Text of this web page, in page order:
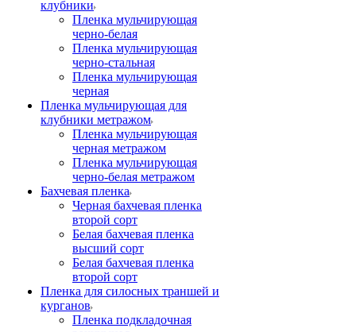
клубники
Пленка мульчирующая
черно-белая
Пленка мульчирующая
черно-стальная
Пленка мульчирующая
черная
Пленка мульчирующая для
клубники метражом
Пленка мульчирующая
черная метражом
Пленка мульчирующая
черно-белая метражом
Бахчевая пленка
Черная бахчевая пленка
второй сорт
Белая бахчевая пленка
высший сорт
Белая бахчевая пленка
второй сорт
Пленка для силосных траншей и
курганов
Пленка подкладочная